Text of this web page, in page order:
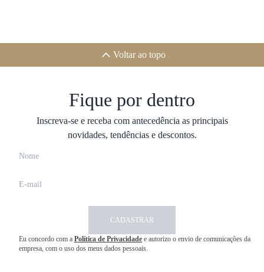
Voltar ao topo
Fique por dentro
Inscreva-se e receba com antecedência as principais
novidades, tendências e descontos.
CADASTRAR
Eu concordo com a Política de Privacidade e autorizo o envio de comunicações da
empresa, com o uso dos meus dados pessoais.